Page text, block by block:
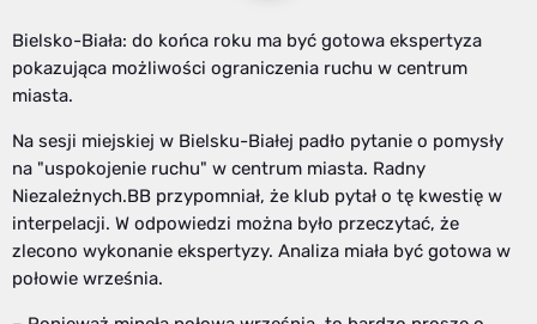
Bielsko-Biała: do końca roku ma być gotowa ekspertyza
pokazująca możliwości ograniczenia ruchu w centrum
miasta.
Na sesji miejskiej w Bielsku-Białej padło pytanie o pomysły
na "uspokojenie ruchu" w centrum miasta. Radny
Niezależnych.BB przypomniał, że klub pytał o tę kwestię w
interpelacji. W odpowiedzi można było przeczytać, że
zlecono wykonanie ekspertyzy. Analiza miała być gotowa w
połowie września.